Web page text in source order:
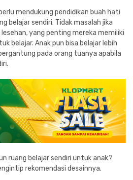
mendukung pendidikan buah hati
belajar sendiri. Tidak masalah jika
yang penting mereka memiliki
belajar. Anak pun bisa belajar lebih
pada orang tuanya apabila
ruang belajar sendiri untuk anak?
rekomendasi desainnya.